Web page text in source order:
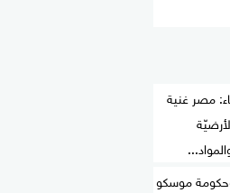
مصر غنية
موسكو